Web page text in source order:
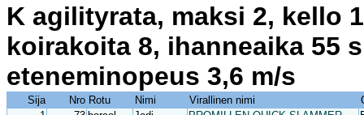
K agilityrata, maksi 2, kello
koirakoita 8, ihanneaika 55
eteneminopeus 3,6 m/s
Sija Nro Rotu Nimi Virallinen nimi